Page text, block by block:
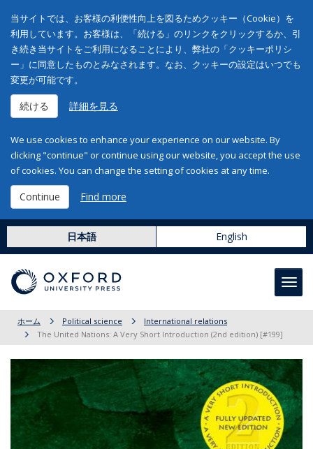
当サイトでは、お客様の利便性向上を図るためクッキー（Cookie）を
利用しています。お客様は、「続ける」のリンクをクリックするか、引
き続き当サイトをご利用になることにより、弊社の「クッキーポリシ
ー」に同意したものとみなされます。なお、クッキーの設定はいつでも
変更が可能です。
続ける 詳細を見る
We use cookies to enhance your experience on our website. By
clicking "continue" or continue using our website, you accept the use
of cookies. You can change the setting of cookies at any time.
Continue Find more
日本語 English
ホーム Political science
International relations
The United Nations: A Very Short Introduction (2nd edition) [#199]